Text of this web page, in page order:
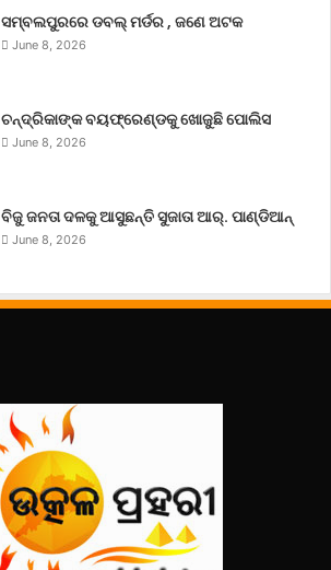
ସମ୍ବଲପୁରରେ ଡବଲ୍ ମର୍ଡର , ଜଣେ ଅଟକ
June 8, 2026
ଚନ୍ଦ୍ରିକାଙ୍କ ବୟଫ୍ରେଣ୍ଡକୁ ଖୋଜୁଛି ପୋଲିସ
June 8, 2026
ବିଜୁ ଜନତା ଦଳକୁ ଆସୁଛନ୍ତି ସୁଜାତା ଆର୍‌. ପାଣ୍ଡିଆନ୍
June 8, 2026